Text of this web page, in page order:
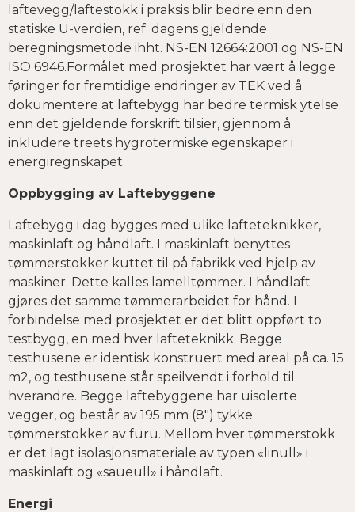
laftevegg/laftestokk i praksis blir bedre enn den
statiske U-verdien, ref. dagens gjeldende
beregningsmetode ihht. NS-EN 12664:2001 og NS-EN
ISO 6946.Formålet med prosjektet har vært å legge
føringer for fremtidige endringer av TEK ved å
dokumentere at laftebygg har bedre termisk ytelse
enn det gjeldende forskrift tilsier, gjennom å
inkludere treets hygrotermiske egenskaper i
energiregnskapet.
Oppbygging av Laftebyggene
Laftebygg i dag bygges med ulike lafteteknikker,
maskinlaft og håndlaft. I maskinlaft benyttes
tømmerstokker kuttet til på fabrikk ved hjelp av
maskiner. Dette kalles lamelltømmer. I håndlaft
gjøres det samme tømmerarbeidet for hånd. I
forbindelse med prosjektet er det blitt oppført to
testbygg, en med hver lafteteknikk. Begge
testhusene er identisk konstruert med areal på ca. 15
m2, og testhusene står speilvendt i forhold til
hverandre. Begge laftebyggene har uisolerte
vegger, og består av 195 mm (8") tykke
tømmerstokker av furu. Mellom hver tømmerstokk
er det lagt isolasjonsmateriale av typen «linull» i
maskinlaft og «saueull» i håndlaft.
Energi